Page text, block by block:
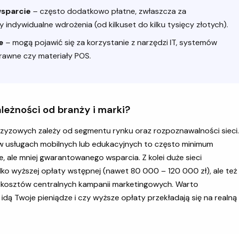
– często dodatkowo płatne, zwłaszcza za
indywidualne wdrożenia (od kilkuset do kilku tysięcy złotych).
– mogą pojawić się za korzystanie z narzędzi IT, systemów
czy materiały POS.
od branży i marki?
zależy od segmentu rynku oraz rozpoznawalności sieci.
usługach mobilnych lub edukacyjnych to często minimum
ale mniej gwarantowanego wsparcia. Z kolei duże sieci
wyższej opłaty wstępnej (nawet 80 000 – 120 000 zł), ale też
centralnych kampanii marketingowych. Warto
Twoje pieniądze i czy wyższe opłaty przekładają się na realną